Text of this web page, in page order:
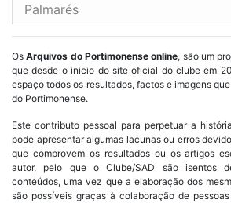
Palmarés
OsArquivos do Portimonense online, são um
que desde o inicio do site oficial do clube em
espaço todos os resultados, factos e imagens
do Portimonense.
Este contributo pessoal para perpetuar a
pode apresentar algumas lacunas ou erros
que comprovem os resultados ou os artigos
autor, pelo que o Clube/SAD são isentos
conteúdos, uma vez que a elaboração dos
são possíveis graças à colaboração de